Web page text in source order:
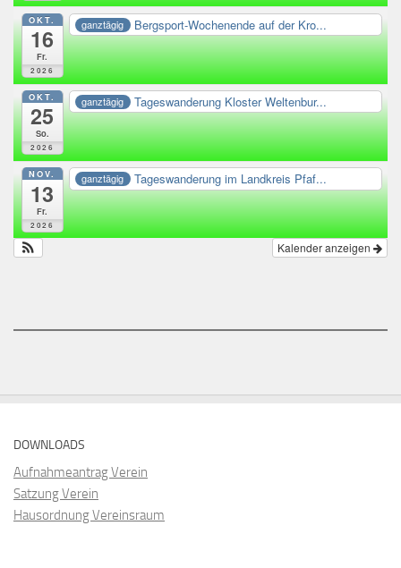
OKT.
16
Fr.
2026
ganztägig Bergsport-Wochenende auf der Kro...
OKT.
25
So.
2026
ganztägig Tageswanderung Kloster Weltenbur...
NOV.
13
Fr.
2026
ganztägig Tageswanderung im Landkreis Pfaf...
Kalender anzeigen
DOWNLOADS
Aufnahmeantrag Verein
Satzung Verein
Hausordnung Vereinsraum